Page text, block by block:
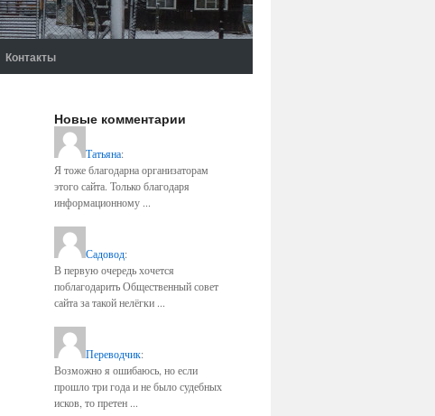
Контакты
Новые комментарии
Татьяна:
Я тоже благодарна организаторам
этого сайта. Только благодаря
информационному ...
Садовод:
В первую очередь хочется
поблагодарить Общественный совет
сайта за такой нелёгки ...
Переводчик:
Возможно я ошибаюсь, но если
прошло три года и не было судебных
исков, то претен ...